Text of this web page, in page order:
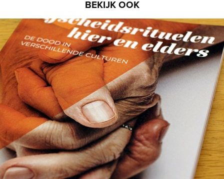
BEKIJK OOK
Afscheidsrituelen hier en elders